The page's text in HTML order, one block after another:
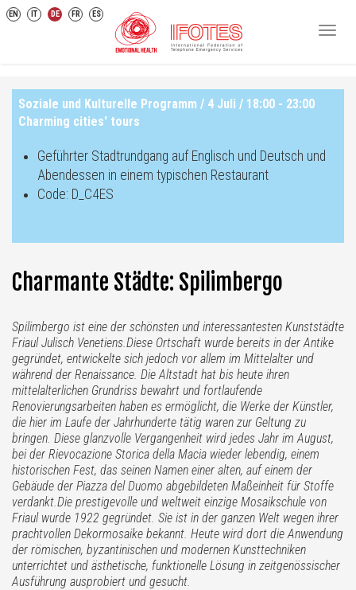
EN IT DE FR ES
Soziale und Kulturelle Programm / 4 Juli / 18:00 - 23:00
Charming cities' tours
Geführter Stadtrundgang auf Englisch und Deutsch und
Abendessen in einem typischen Restaurant
Code: D_C4ES
Charmante Städte: Spilimbergo
Spilimbergo ist eine der schönsten und interessantesten Kunststädte
Friaul Julisch Venetiens.Diese Ortschaft wurde bereits in der Antike
gegründet, entwickelte sich jedoch vor allem im Mittelalter und
während der Renaissance. Die Altstadt hat bis heute ihren
mittelalterlichen Grundriss bewahrt und fortlaufende
Renovierungsarbeiten haben es ermöglicht, die Werke der Künstler,
die hier im Laufe der Jahrhunderte tätig waren zur Geltung zu
bringen. Diese glanzvolle Vergangenheit wird jedes Jahr im August,
bei der Rievocazione Storica della Macia wieder lebendig, einem
historischen Fest, das seinen Namen einer alten, auf einem der
Gebäude der Piazza del Duomo abgebildeten Maßeinheit für Stoffe
verdankt.Die prestigevolle und weltweit einzige Mosaikschule von
Friaul wurde 1922 gegründet. Sie ist in der ganzen Welt wegen ihrer
prachtvollen Dekormosaike bekannt. Heute wird dort die Anwendung
der römischen, byzantinischen und modernen Kunsttechniken
unterrichtet und ästhetische, funktionelle Lösung in zeitgenössischer
Ausführung ausprobiert und gesucht.